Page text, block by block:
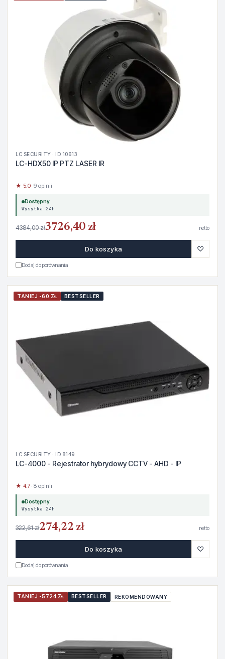
LC SECURITY · ID 10613
LC-HDX50 IP PTZ LASER IR
★ 5.0· 9 opinii
Dostępny
Wysyłka 24h
4384,00 zł3726,40 zł netto
Do koszyka ♡
Dodaj do porównania
TANIEJ -60 ZŁ BESTSELLER
LC SECURITY · ID 8149
LC-4000 - Rejestrator hybrydowy CCTV - AHD - IP
★ 4.7· 8 opinii
Dostępny
Wysyłka 24h
322,61 zł274,22 zł netto
Do koszyka ♡
Dodaj do porównania
TANIEJ -5724 ZŁ BESTSELLER REKOMENDOWANY